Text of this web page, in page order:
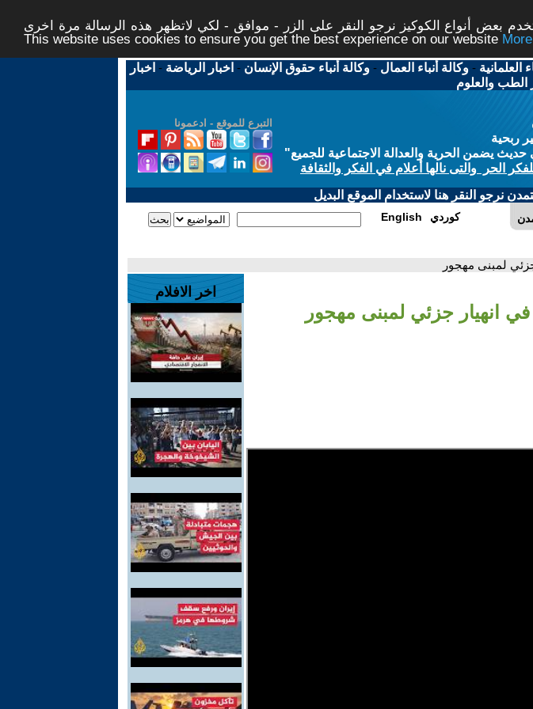
بعض أنواع الكوكيز نرجو النقر على الزر - موافق - لكي لاتظهر هذه الرسالة مرة اخرى -
This website uses cookies to ensure you get the best experience on our website
العلمانية -وكالة أنباء العمال -وكالة أنباء حقوق الإنسان - اخبار الرياضة - اخبار
الطب والعلوم
التبرع للموقع - ادعمونا
ربحية
يضمن الحرية والعدالة الاجتماعية للجميع"
الحر والتى نالها أعلام في الفكر والثقافة
نرجو النقر هنا لاستخدام الموقع البديل
English كوردي
لمبنى مهجور
انهيار جزئي لمبنى مهجور
اخر الافلام